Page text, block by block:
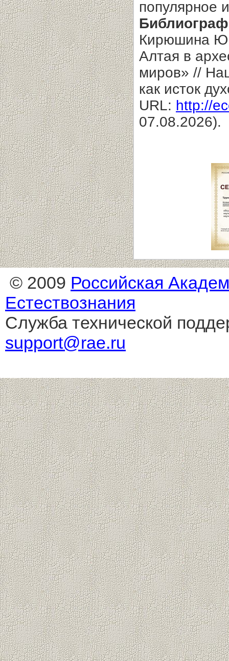
популярное
Кирюшина
Алтая в
миров» //
как исток
URL: http://
07.08.2026).
© 2009 Российская
Естествознания
Служба технической
support@rae.ru